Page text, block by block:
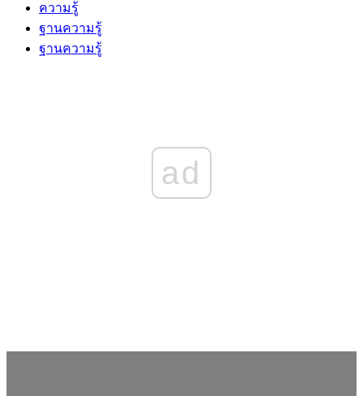
ความรู้
ฐานความรู้
ฐานความรู้
ad